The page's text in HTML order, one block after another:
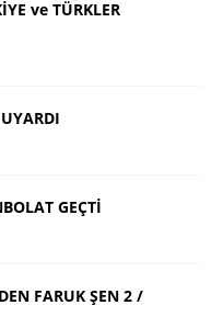
ve TÜRKLER
GEÇTİ
FARUK ŞEN 2 /